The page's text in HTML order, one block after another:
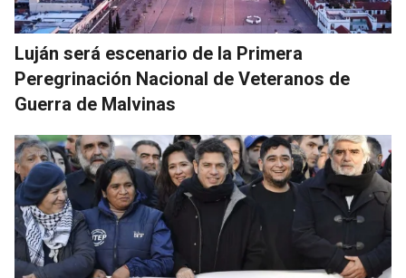
Luján será escenario de la Primera
Peregrinación Nacional de Veteranos de
Guerra de Malvinas